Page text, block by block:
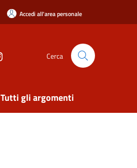
Accedi all'area personale
Cerca
Tutti gli argomenti